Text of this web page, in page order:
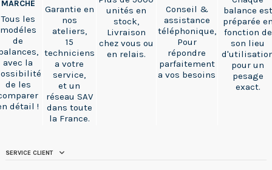
MARCHE
Tous les
modéles
de
avec la
de les
détail !
Garantie en
nos
ateliers,
15
techniciens
a votre
service,
et un
réseau SAV
dans toute
la France.
unités en
stock,
Livraison
chez vous ou
en relais.
Conseil &
assistance
téléphonique,
Pour
répondre
parfaitement
a vos besoins
balance est
préparée
fonction de
son lieu
pour un
pesage
exact.
SERVICE CLIENT